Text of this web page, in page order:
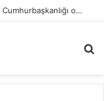
Erikli Atık Su Arıtma Tesisi Projesi’ne Cumhurbaşkanlığı onayı
...